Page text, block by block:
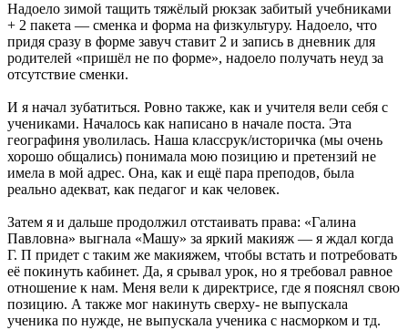
Надоело зимой тащить тяжёлый рюкзак забитый учебниками
+ 2 пакета — сменка и форма на физкультуру. Надоело, что
придя сразу в форме завуч ставит 2 и запись в дневник для
родителей «пришёл не по форме», надоело получать неуд за
отсутствие сменки.
И я начал зубатиться. Ровно также, как и учителя вели себя с
учениками. Началось как написано в начале поста. Эта
географиня уволилась. Наша классрук/историчка (мы очень
хорошо общались) понимала мою позицию и претензий не
имела в мой адрес. Она, как и ещё пара преподов, была
реально адекват, как педагог и как человек.
Затем я и дальше продолжил отстаивать права: «Галина
Павловна» выгнала «Машу» за яркий макияж — я ждал когда
Г. П придет с таким же макияжем, чтобы встать и потребовать
её покинуть кабинет. Да, я срывал урок, но я требовал равное
отношение к нам. Меня вели к директрисе, где я пояснял свою
позицию. А также мог накинуть сверху- не выпускала
ученика по нужде, не выпускала ученика с насморком и тд.